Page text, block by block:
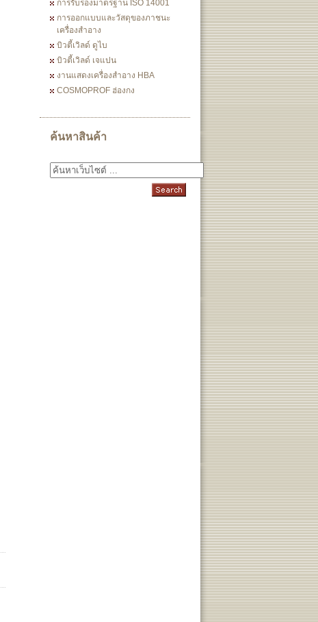
การรับรองมาตรฐาน ISO 14001
การออกแบบและวัสดุของภาชนะ
เครื่องสำอาง
บิวตี้เวิลด์ ดูไบ
บิวตี้เวิลด์ เจแปน
งานแสดงเครื่องสำอาง HBA
COSMOPROF ฮ่องกง
ค้นหาสินค้า